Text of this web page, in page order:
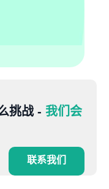
挑战 - 我们会
联系我们